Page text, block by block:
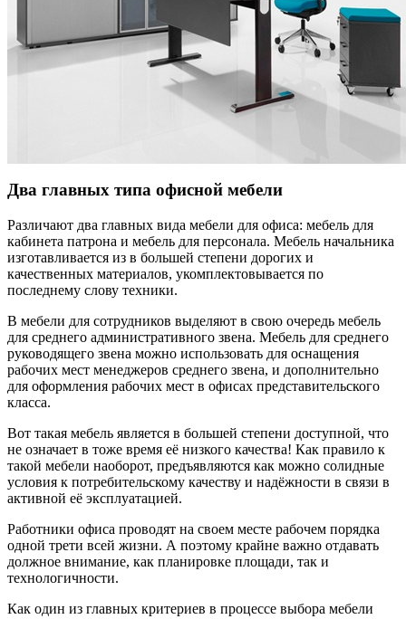
Два главных типа офисной мебели
Различают два главных вида мебели для офиса: мебель для
кабинета патрона и мебель для персонала. Мебель начальника
изготавливается из в большей степени дорогих и
качественных материалов, укомплектовывается по
последнему слову техники.
В мебели для сотрудников выделяют в свою очередь мебель
для среднего административного звена. Мебель для среднего
руководящего звена можно использовать для оснащения
рабочих мест менеджеров среднего звена, и дополнительно
для оформления рабочих мест в офисах представительского
класса.
Вот такая мебель является в большей степени доступной, что
не означает в тоже время её низкого качества! Как правило к
такой мебели наоборот, предъявляются как можно солидные
условия к потребительскому качеству и надёжности в связи в
активной её эксплуатацией.
Работники офиса проводят на своем месте рабочем порядка
одной трети всей жизни. А поэтому крайне важно отдавать
должное внимание, как планировке площади, так и
технологичности.
Как один из главных критериев в процессе выбора мебели